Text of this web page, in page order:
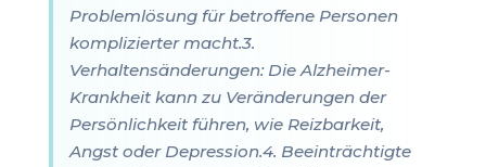
Problemlösung für betroffene Personen
komplizierter macht.3.
Verhaltensänderungen: Die Alzheimer-
Krankheit kann zu Veränderungen der
Persönlichkeit führen, wie Reizbarkeit,
Angst oder Depression.4. Beeinträchtigte